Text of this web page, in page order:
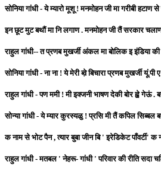
सोनिया गांधी - ये म्यारो मूशू ! मनमोहन जी मा गरीबी
इन छूट मुट बथौं मा नि लगाण . मनमोहन जी तैं सरकार चलाण
राहुल गांधी-- त प्रणब मुखर्जी अंकल मा बोलिक इ इंडिया की
सोनिया गांधी - ना ना ! ये मेरी ब्व़े बिचारा प्रणब मुखर्जी
राहुल गांधी - पण ममी ! मी इक्जनी भाषण देकी बोर ह्व़े गेऊं .
सोन्या गांधी - ये म्यार कुरस्यळु ! प्रसि मी तैं कपिल सिब्बल
क नाम से भोट पैन , त्यार बुबा जीन बि ' इरेडिकेट पाँवर्टी' क
राहुल गांधी - मतबल ' नेहरू- गांधी ' परिवार की रीति